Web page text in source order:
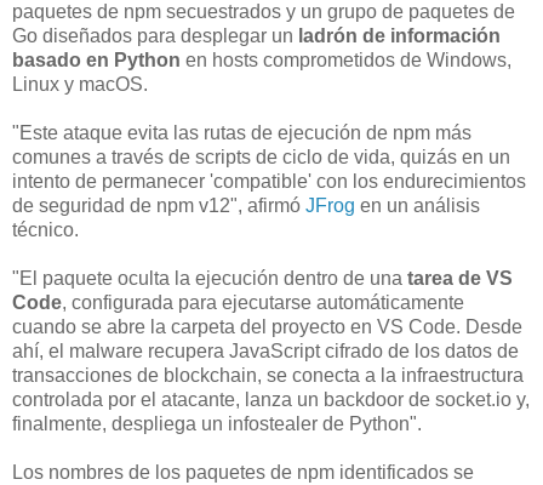
paquetes de npm secuestrados y un grupo de paquetes de
Go diseñados para desplegar un ladrón de información
basado en Python en hosts comprometidos de Windows,
Linux y macOS.
"Este ataque evita las rutas de ejecución de npm más
comunes a través de scripts de ciclo de vida, quizás en un
intento de permanecer 'compatible' con los endurecimientos
de seguridad de npm v12", afirmó JFrog en un análisis
técnico.
"El paquete oculta la ejecución dentro de una tarea de VS
Code, configurada para ejecutarse automáticamente
cuando se abre la carpeta del proyecto en VS Code. Desde
ahí, el malware recupera JavaScript cifrado de los datos de
transacciones de blockchain, se conecta a la infraestructura
controlada por el atacante, lanza un backdoor de socket.io y,
finalmente, despliega un infostealer de Python".
Los nombres de los paquetes de npm identificados se